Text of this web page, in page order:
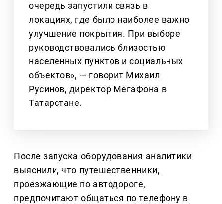
очередь запустили связь в
локациях, где было наиболее важно
улучшение покрытия. При выборе
руководствовались близостью
населенных пунктов и социальных
объектов», — говорит Михаил
Русинов, директор МегаФона в
Татарстане.
После запуска оборудования аналитики
выяснили, что путешественники,
проезжающие по автодороге,
предпочитают общаться по телефону в